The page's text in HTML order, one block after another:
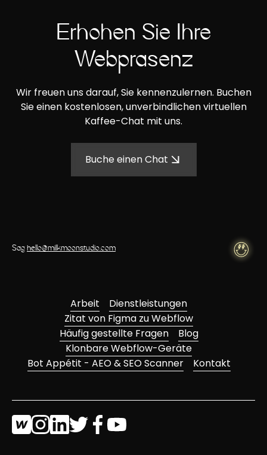
Erhöhen Sie Ihre
Webpräsenz
Wir freuen uns darauf, Sie kennenzulernen. Buchen
Sie einen kostenlosen, unverbindlichen virtuellen
Kaffee-Chat mit uns.
Buche einen Chat
Saghello@milkmoonstudio.com
Arbeit
Dienstleistungen
Zitat von Figma zu Webflow
Häufig gestellte Fragen
Blog
Klonbare Webflow-Geräte
Bot Appétit - AEO & SEO Scanner
Kontakt